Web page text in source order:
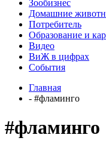
Зообизнес
Домашние
Потребитель
Образование и
Видео
ВиЖ в цифрах
События
Главная
- #фламинго
#фламинго